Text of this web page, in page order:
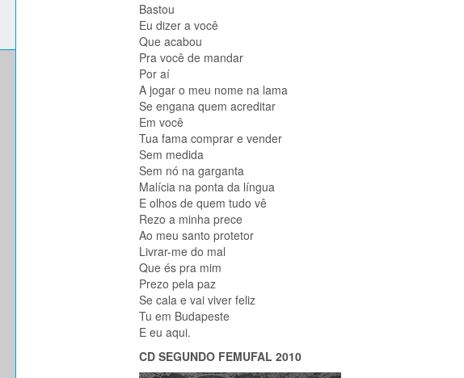
Bastou
Eu dizer a você
Que acabou
Pra você de mandar
Por aí
A jogar o meu nome na lama
Se engana quem acreditar
Em você
Tua fama comprar e vender
Sem medida
Sem nó na garganta
Malícia na ponta da língua
E olhos de quem tudo vê
Rezo a minha prece
Ao meu santo protetor
Livrar-me do mal
Que és pra mim
Prezo pela paz
Se cala e vai viver feliz
Tu em Budapeste
E eu aqui.
CD SEGUNDO FEMUFAL 2010